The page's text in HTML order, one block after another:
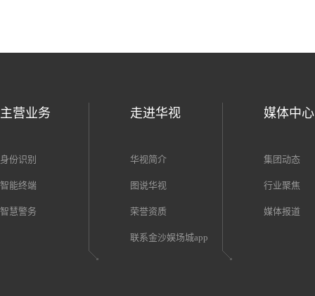
主营业务
身份识别
智能终端
智慧警务
走进华视
华视简介
图说华视
荣誉资质
联系金沙娱场城app
媒体中心
集团动态
行业聚焦
媒体报道